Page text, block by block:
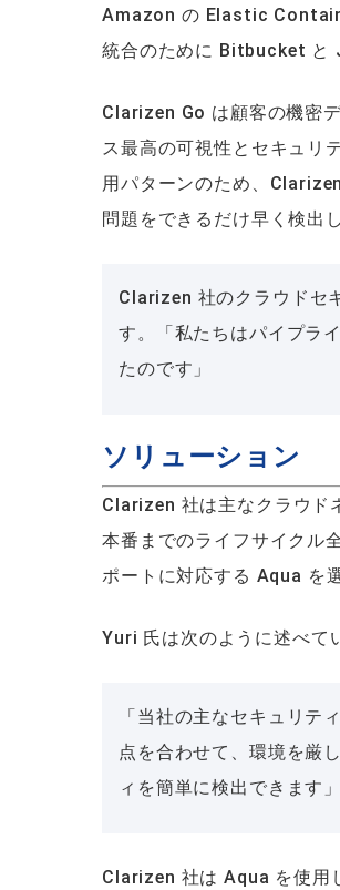
Amazon の Elastic
統合のために Bitbucket と
Clarizen Go は顧客の機密
ス最高の可視性とセキュリ
用パターンのため、
問題をできるだけ早く検出
Clarizen 社のクラウドセ
す。「私たちはパイプラ
たのです」
ソリューション
Clarizen 社は主なクラウド
本番までのライフサイクル
ポートに対応する Aqua を
Yuri 氏は次のように述べて
「当社の主なセキュリテ
点を合わせて、環境を厳
ィを簡単に検出できます」
Clarizen 社は Aqua を使用